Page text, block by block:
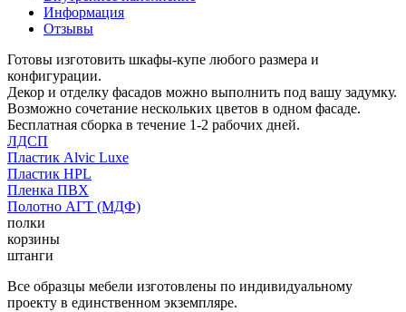
Информация
Отзывы
Готовы изготовить шкафы-купе любого размера и
конфигурации.
Декор и отделку фасадов можно выполнить под вашу задумку.
Возможно сочетание нескольких цветов в одном фасаде.
Бесплатная сборка в течение 1-2 рабочих дней.
ЛДСП
Пластик Alvic Luxe
Пластик HPL
Пленка ПВХ
Полотно АГТ (МДФ)
полки
корзины
штанги
Все образцы мебели изготовлены по индивидуальному
проекту в единственном экземпляре.